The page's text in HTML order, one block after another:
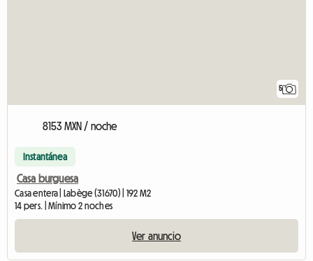
5
8153 MXN / noche
Instantánea
Casa burguesa
Casa entera | Labège (31670) | 192 M2
14 pers. | Mínimo 2 noches
Ver anuncio